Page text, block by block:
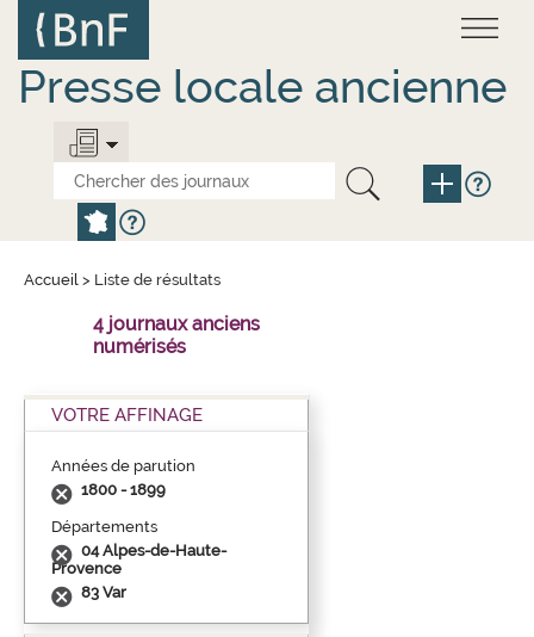
contenu
principal
Presse locale ancienne
Accueil > Liste de résultats
4 journaux anciens
numérisés
VOTRE AFFINAGE
Années de parution
1800 - 1899
Départements
04 Alpes-de-Haute-
Provence
83 Var
Panneau de gestion des cookies